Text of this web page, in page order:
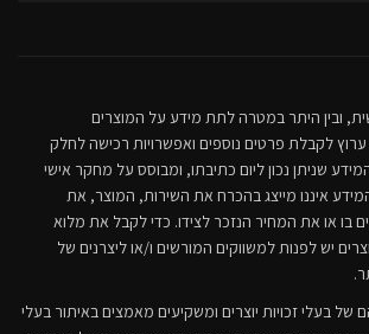
ובין היתר במטרה לתת מידע על המוצרים
לקבלת פרטים נוספים ואפשרויות רכישה לחלק
שניתן נכון ליום כתיבתו, ומבוסס על מחקר אישי
איננו מייצג בהכרח את השירות, המוצר, את
בו או את המחיר הנזכר לצידו. כדי לקבל את מלוא
יש לפנות למשווקים המורשים ו/או ליצרנים של
של בעלי זכויות יוצרים ומשקיעים מאמצים באיתור בעלי